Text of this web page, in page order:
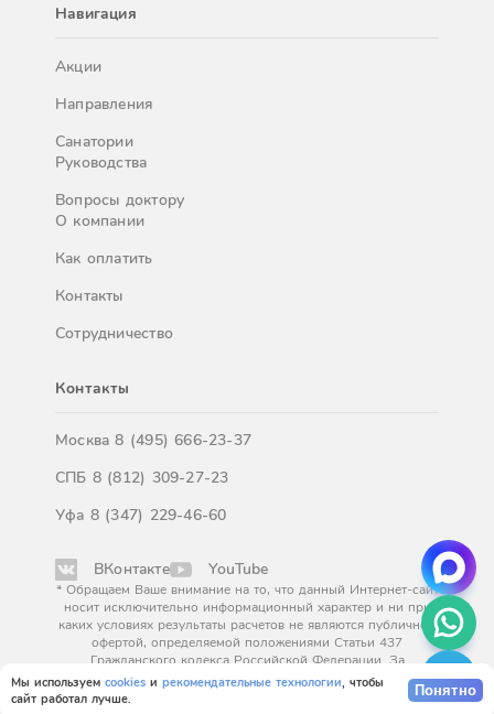
Мы используем cookies и рекомендательные технологии, чтобы
сайт работал лучше.
Понятно
Навигация
Акции
Направления
Санатории
Руководства
Вопросы доктору
О компании
Как оплатить
Контакты
Сотрудничество
Контакты
Москва8 (495) 666-23-37
СПБ 8 (812) 309-27-23
Уфа 8 (347) 229-46-60
ВКонтакте YouTube
* Обращаем Ваше внимание на то, что данный Интернет-сайт
носит исключительно информационный характер и ни при
каких условиях результаты расчетов не являются публичной
офертой, определяемой положениями Статьи 437
Гражданского кодекса Российской Федерации. За
окончательным расчетом обращайтесь к нашим менеджерам.